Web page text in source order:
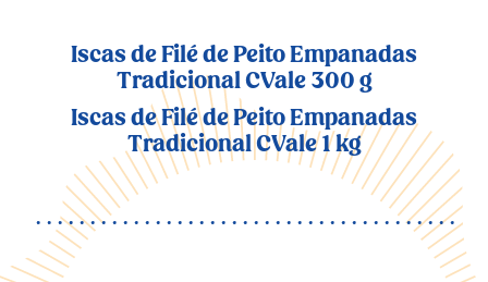
Iscas de Filé de Peito Empanadas
Tradicional CVale 300 g
Iscas de Filé de Peito Empanadas
Tradicional CVale 1 kg